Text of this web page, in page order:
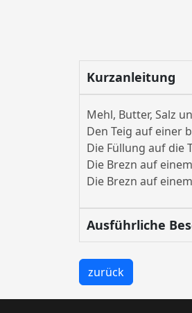
Kurzanleitung
Mehl, Butter, Salz
Den Teig auf einer
Die Füllung auf die
Die Brezn auf
Die Brezn auf
Ausführliche
zurück